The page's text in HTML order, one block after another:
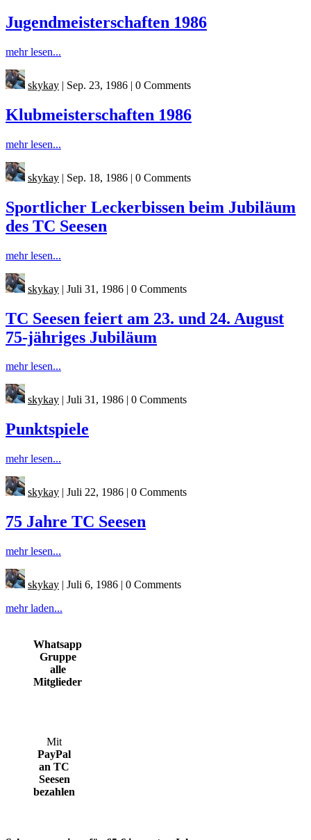
Jugendmeisterschaften 1986
mehr lesen...
skykay | Sep. 23, 1986 | 0 Comments
Klubmeisterschaften 1986
mehr lesen...
skykay | Sep. 18, 1986 | 0 Comments
Sportlicher Leckerbissen beim Jubiläum
des TC Seesen
mehr lesen...
skykay | Juli 31, 1986 | 0 Comments
TC Seesen feiert am 23. und 24. August
75-jähriges Jubiläum
mehr lesen...
skykay Juli 31, 1986 0 Comments
Punktspiele
mehr lesen...
skykay | Juli 22, 1986 | 0 Comments
75 Jahre TC Seesen
mehr lesen...
skykay | Juli 6, 1986 | 0 Comments
mehr laden...
Whatsapp
Gruppe
alle
Mitglieder
Mit
PayPal
an TC
Seesen
bezahlen